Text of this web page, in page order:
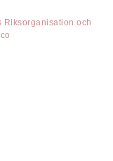
Riksorganisation och